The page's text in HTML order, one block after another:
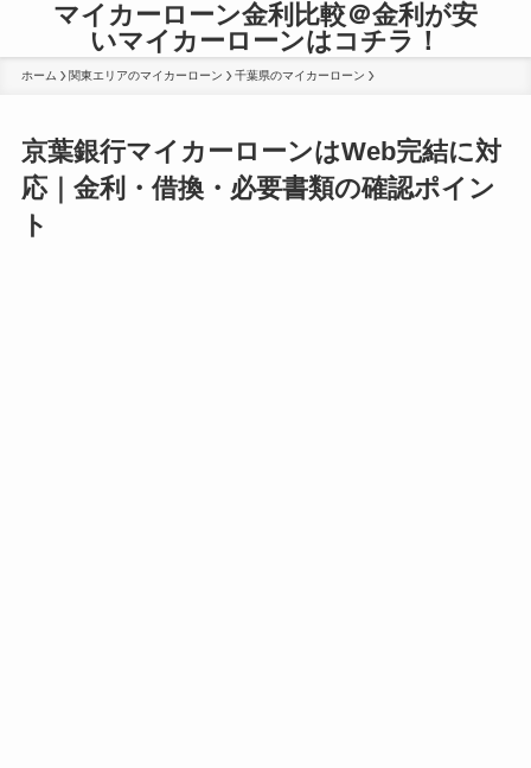
マイカーローン金利比較＠金利が安
いマイカーローンはコチラ！
ホーム 関東エリアのマイカーローン 千葉県のマイカーローン
京葉銀行マイカーローンはWeb完結に対
応｜金利・借換・必要書類の確認ポイン
ト